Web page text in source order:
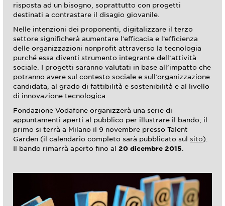
risposta ad un bisogno, soprattutto con progetti
destinati a contrastare il disagio giovanile.
Nelle intenzioni dei proponenti, digitalizzare il terzo
settore significherà aumentare l’efficacia e l’efficienza
delle organizzazioni nonprofit attraverso la tecnologia
purché essa diventi strumento integrante dell’attività
sociale. I progetti saranno valutati in base all’impatto che
potranno avere sul contesto sociale e sull’organizzazione
candidata, al grado di fattibilità e sostenibilità e al livello
di innovazione tecnologica.
Fondazione Vodafone organizzerà una serie di
appuntamenti aperti al pubblico per illustrare il bando; il
primo si terrà a Milano il 9 novembre presso Talent
Garden (il calendario completo sarà pubblicato sul sito).
Il bando rimarrà aperto fino al 20 dicembre 2015